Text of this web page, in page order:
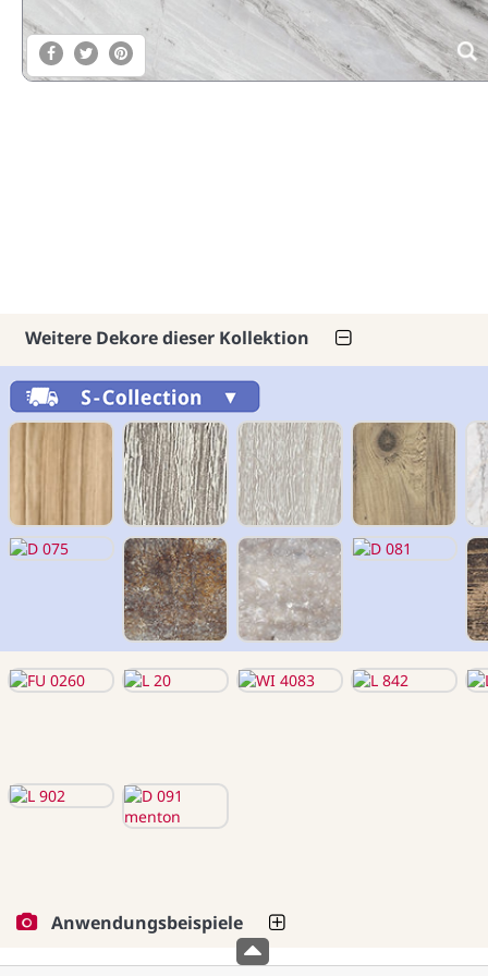
Weitere Dekore dieser Kollektion
Anwendungsbeispiele